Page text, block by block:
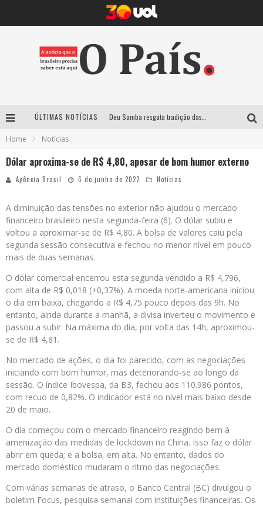
ÚLTIMAS NOTÍCIAS
Maior Campeonato de Drift da América Latina retorna ao Mega Space em março
Home Notícias
Dólar aproxima-se de R$ 4,80, apesar de bom humor externo
Agência Brasil 6 de junho de 2022 Notícias
A diminuição das tensões no exterior não ajudou o mercado
financeiro brasileiro nesta segunda-feira (6). O dólar subiu e
voltou a aproximar-se de R$ 4,80. A bolsa de valores caiu pela
segunda sessão consecutiva e fechou no menor nível em pouco
mais de duas semanas.
O dólar comercial encerrou esta segunda vendido a R$ 4,796,
com alta de R$ 0,018 (+0,37%). A moeda norte-americana iniciou
o dia em baixa, chegando a R$ 4,75 pouco depois das 9h. No
entanto, ainda durante a manhã, a divisa inverteu o movimento e
passou a subir. Na máxima do dia, por volta das 14h, aproximou-
se de R$ 4,81.
No mercado de ações, o dia foi parecido, com as negociações
iniciando com bom humor, mas deteriorando-se ao longo da
sessão. O índice Ibovespa, da B3, fechou aos 110.986 pontos,
com recuo de 0,82%. O indicador está no nível mais baixo desde
20 de maio.
O dia começou com o mercado financeiro reagindo bem à
amenização das medidas de lockdown na China. Isso faz o dólar
abrir em queda; e a bolsa, em alta. No entanto, dados do
mercado doméstico mudaram o ritmo das negociações.
Com várias semanas de atraso, o Banco Central (BC) divulgou o
boletim Focus, pesquisa semanal com instituições financeiras. Os